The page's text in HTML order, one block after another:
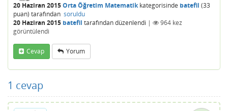
20 Haziran 2015Orta Öğretim Matematikkategorisinde batefil (33
puan) tarafından soruldu
20 Haziran 2015 batefil tarafındandüzenlendi | 964 kez
görüntülendi
Cevap Yorum
1 cevap